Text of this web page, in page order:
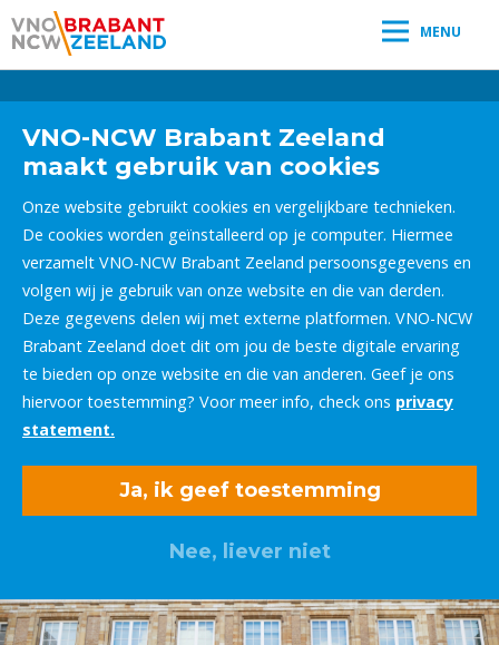
MENU
VNO-NCW Brabant Zeeland
maakt gebruik van cookies
Onze website gebruikt cookies en vergelijkbare technieken.
De cookies worden geïnstalleerd op je computer. Hiermee
verzamelt VNO-NCW Brabant Zeeland persoonsgegevens en
volgen wij je gebruik van onze website en die van derden.
Deze gegevens delen wij met externe platformen. VNO-NCW
Brabant Zeeland doet dit om jou de beste digitale ervaring
te bieden op onze website en die van anderen. Geef je ons
hiervoor toestemming? Voor meer info, check ons privacy
statement.
Ja, ik geef toestemming
Nee, liever niet